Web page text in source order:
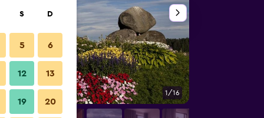
1/16
S D
5 6
12 13
19 20